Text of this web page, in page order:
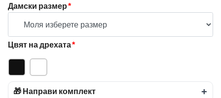
Дамски размер*
Цвят на дрехата*
🎁 Направи комплект +